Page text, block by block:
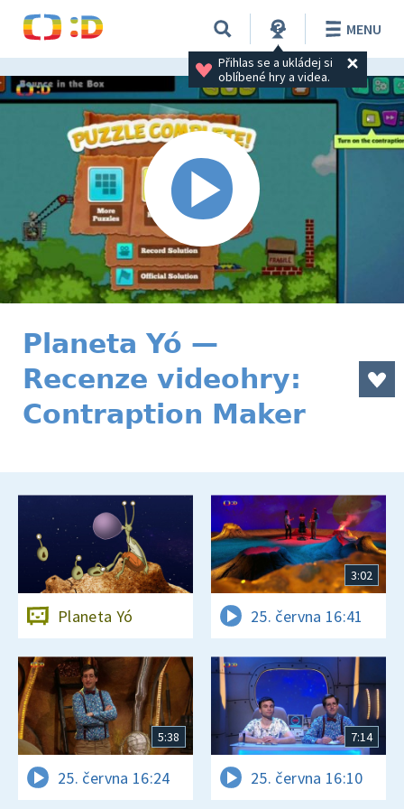
Přihlas se a ukládej si
oblíbené hry a videa.
MENU
Planeta Yó —
Recenze videohry:
Contraption Maker
Planeta Yó
3:02
25. června 16:41
5:38
25. června 16:24
7:14
25. června 16:10